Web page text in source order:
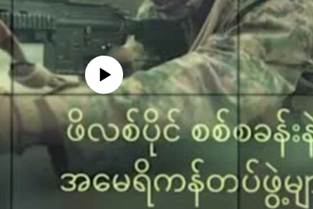
No media source currently available